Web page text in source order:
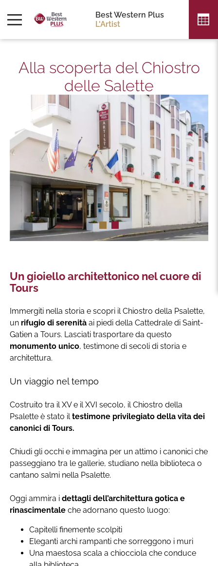
Best Western Plus
L'Artist
Alla scoperta del Chiostro
delle Salette
Un gioiello architettonico nel cuore di
Tours
Immergiti nella storia e scopri il Chiostro della Psalette,
un rifugio di serenità ai piedi della Cattedrale di Saint-
Gatien a Tours. Lasciati trasportare da questo
monumento unico, testimone di secoli di storia e
architettura.
Un viaggio nel tempo
Costruito tra il XV e il XVI secolo, il Chiostro della
Psalette è stato iltestimone privilegiato della vita dei
canonici di Tours.
Chiudi gli occhi e immagina per un attimo i canonici che
passeggiano tra le gallerie, studiano nella biblioteca o
cantano salmi nella Psalette.
Oggi ammira i dettagli dell’architettura gotica e
rinascimentale che adornano questo luogo:
Capitelli finemente scolpiti
Eleganti archi rampanti che sorreggono i muri
Una maestosa scala a chiocciola che conduce